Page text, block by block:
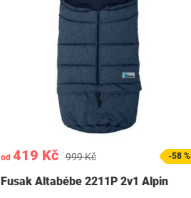
od 419 Kč 999 Kč -58 %
Fusak Altabébe 2211P 2v1 Alpin